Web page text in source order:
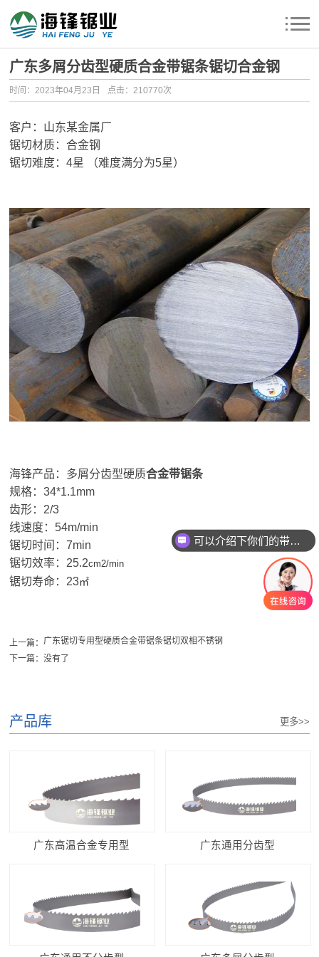
广东多屑分齿型硬质合金带锯条锯切合金钢
时间：2023年04月23日 点击：210770次
客户：山东某金属厂
锯切材质：合金钢
锯切难度：4星 （难度满分为5星）
海锋产品：多屑分齿型硬质合金带锯条
规格：34*1.1mm
齿形：2/3
线速度：54m/min
锯切时间：7min
锯切效率：25.2cm2/min
锯切寿命：23㎡
上一篇：广东锯切专用型硬质合金带锯条锯切双相不锈钢
下一篇：没有了
更多>>
产品库
广东高温合金专用型 广东通用分齿型
可以介绍下你们的带锯条么？